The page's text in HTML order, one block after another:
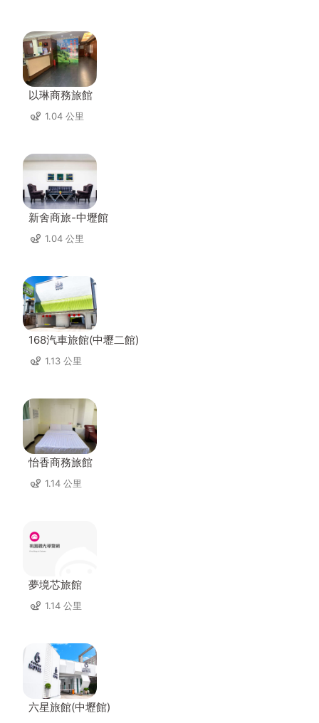
以琳商務旅館
1.04 公里
新舍商旅-中壢館
1.04 公里
168汽車旅館(中壢二館)
1.13 公里
怡香商務旅館
1.14 公里
夢境芯旅館
1.14 公里
六星旅館(中壢館)